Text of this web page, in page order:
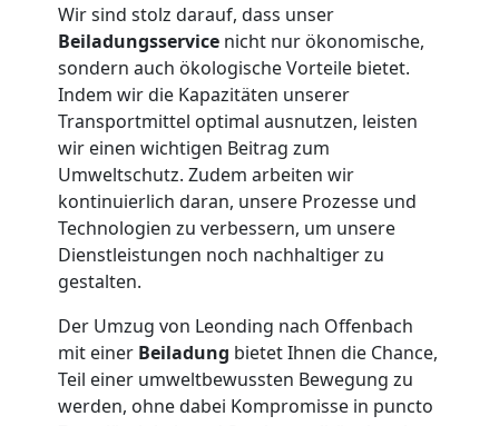
Wir sind stolz darauf, dass unser
Beiladungsservice nicht nur ökonomische,
sondern auch ökologische Vorteile bietet.
Indem wir die Kapazitäten unserer
Transportmittel optimal ausnutzen, leisten
wir einen wichtigen Beitrag zum
Umweltschutz. Zudem arbeiten wir
kontinuierlich daran, unsere Prozesse und
Technologien zu verbessern, um unsere
Dienstleistungen noch nachhaltiger zu
gestalten.
Der Umzug von Leonding nach Offenbach
mit einer Beiladung bietet Ihnen die Chance,
Teil einer umweltbewussten Bewegung zu
werden, ohne dabei Kompromisse in puncto
Umzug
für
Senioren
Leonding
Fernumzug